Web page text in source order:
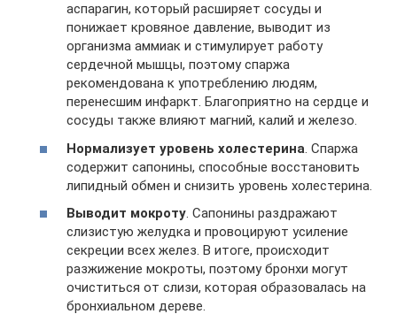
аспарагин, который расширяет сосуды и
понижает кровяное давление, выводит из
организма аммиак и стимулирует работу
сердечной мышцы, поэтому спаржа
рекомендована к употреблению людям,
перенесшим инфаркт. Благоприятно на сердце и
сосуды также влияют магний, калий и железо.
Нормализует уровень холестерина. Спаржа
содержит сапонины, способные восстановить
липидный обмен и снизить уровень холестерина.
Выводит мокроту. Сапонины раздражают
слизистую желудка и провоцируют усиление
секреции всех желез. В итоге, происходит
разжижение мокроты, поэтому бронхи могут
очиститься от слизи, которая образовалась на
бронхиальном дереве.